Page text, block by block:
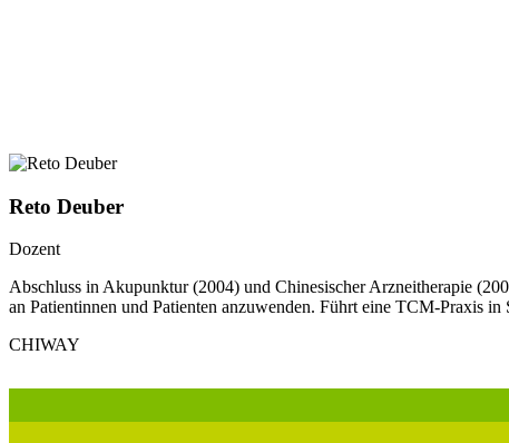
Reto Deuber
Dozent
Abschluss in Akupunktur (2004) und Chinesischer Arzneitherapie
an Patientinnen und Patienten anzuwenden. Führt eine TCM-Praxis in
CHIWAY